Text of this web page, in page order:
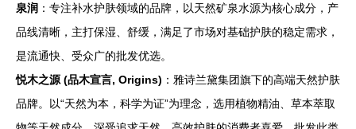
泉润 ：专注补水护肤领域的品牌，以天然矿泉水源为核心成分，产
品线清晰，主打保湿、舒缓，满足了市场对基础护肤的稳定需求，
是流通快、受众广的批发优选。
悦木之源 (品木宣言, Origins) ：雅诗兰黛集团旗下的高端天然护肤
品牌。以“天然为本，科学为证”为理念，选用植物精油、草本萃取